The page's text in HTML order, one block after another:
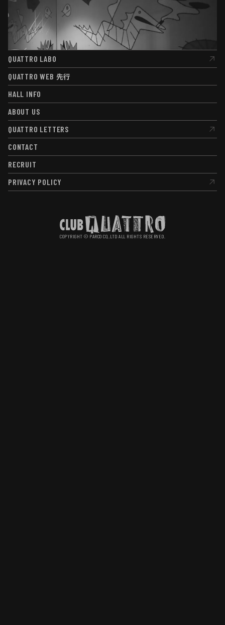
QUATTRO LABO
QUATTRO LABO
QUATTRO WEB 先行
QUATTRO WEB先行
HALL INFO
HALL INFO
ABOUT US
ABOUT US
QUATTRO LETTERS
QUATTRO LETTERS
CONTACT
CONTACT
RECRUIT
RECRUIT
PRIVACY POLICY
PRIVACY POLICY
COPYRIGHT © PARCO CO,.LTD ALL RIGHTS RESERVED.